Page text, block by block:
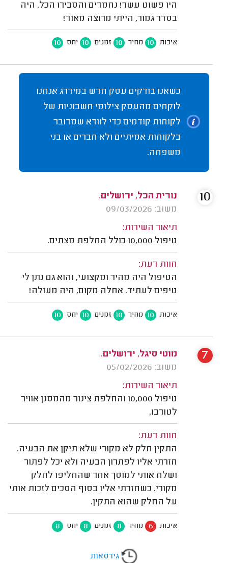
היו פשוט עשר! נחמדים והסבירו הכל. היה
בסדר גמור, הייתי מרוצה מאוד!
איכות 10 מחיר 10 זמנים 10 יחס 10
כשאנו בודקים עסק חדש במידרג אנחנו
לוקחים מהעסק צילומי חשבוניות של
לקוחות קודמים כדי לוודא שמדובר
בלקוחות אמיתיים ולא חברים או בני
משפחה.
נורית הכל, ירושלים.
משוב: 09/03/2026
תיאור השירות:
טיפול 10,000 כולל החלפת מצתים.
חוות דעת:
הטיפול היה מהיר ומקצועי, והוא גם נתן לי
טיפים לעתיד. אחלה מקום, היה מעולה!
איכות 10 מחיר 10 זמנים 10 יחס 10
10
מוטי סיגל, ירושלים.
משוב: 05/02/2026
תיאור השירות:
טיפול 10,000 והחלפת צינור מהמסנן אוויר
לטורבו.
חוות דעת:
התקין חלק לא מקורי שלא תיקן את הבעיה.
חזרתי אליו לפתרון הבעיה ולא יכל לפתור
ושלח אותי למוסך אחר שהחליפו לחלק
מקורי. כשחזרתי אליו בסוף הסכים לזכות אותי
על החלק שהוא התקין.
איכות 6 מחיר 8 זמנים 8 יחס 8
7
גירסאות